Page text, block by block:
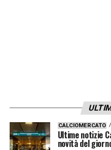
CALCIOMERCATO
Ultime notizie
novità del